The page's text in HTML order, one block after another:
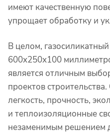
имеют качественную
упрощает обработку и
В целом,
600х250х100
является отличным
проектов
легкость, прочность,
и теплоизоляционные
незаменимым решением